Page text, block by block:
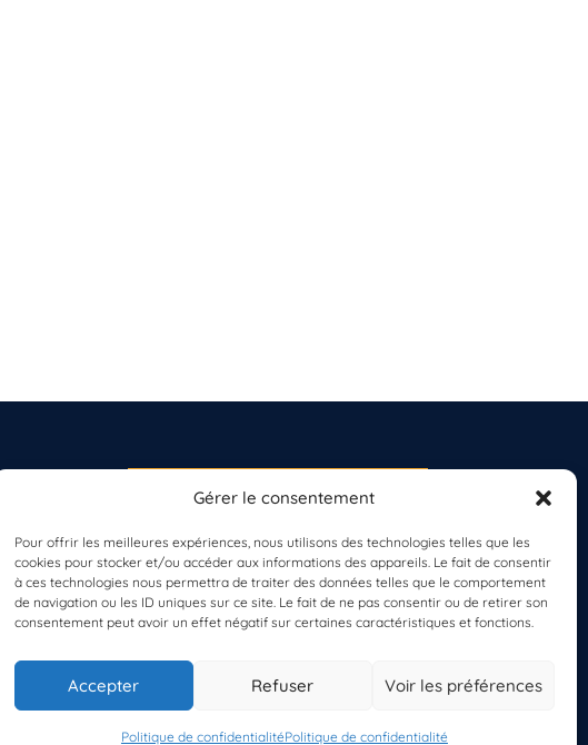
Gérer le consentement
Pour offrir les meilleures expériences, nous utilisons des technologies telles que les
cookies pour stocker et/ou accéder aux informations des appareils. Le fait de consentir
à ces technologies nous permettra de traiter des données telles que le comportement
de navigation ou les ID uniques sur ce site. Le fait de ne pas consentir ou de retirer son
consentement peut avoir un effet négatif sur certaines caractéristiques et fonctions.
Accepter Refuser Voir les préférences
Politique de confidentialitéPolitique de confidentialité
S'INSCRIRE À LA
PLANÈTE MER